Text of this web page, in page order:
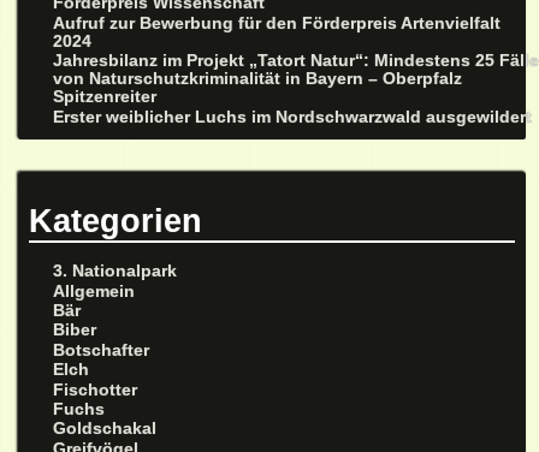
Aufruf zur Bewerbung für den Förderpreis Artenvielfalt
2024
Jahresbilanz im Projekt „Tatort Natur“: Mindestens 25 Fälle
von Naturschutzkriminalität in Bayern – Oberpfalz
Spitzenreiter
Erster weiblicher Luchs im Nordschwarzwald ausgewildert
Kategorien
3. Nationalpark
Allgemein
Bär
Biber
Botschafter
Elch
Fischotter
Fuchs
Goldschakal